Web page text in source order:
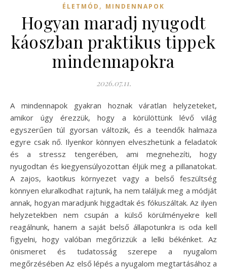
ÉLETMÓD , MINDENNAPOK
Hogyan maradj nyugodt
káoszban praktikus tippek
mindennapokra
2026.07.11.
A mindennapok gyakran hoznak váratlan helyzeteket,
amikor úgy érezzük, hogy a körülöttünk lévő világ
egyszerűen túl gyorsan változik, és a teendők halmaza
egyre csak nő. Ilyenkor könnyen elveszhetünk a feladatok
és a stressz tengerében, ami megnehezíti, hogy
nyugodtan és kiegyensúlyozottan éljük meg a pillanatokat.
A zajos, kaotikus környezet vagy a belső feszültség
könnyen eluralkodhat rajtunk, ha nem találjuk meg a módját
annak, hogyan maradjunk higgadtak és fókuszáltak. Az ilyen
helyzetekben nem csupán a külső körülményekre kell
reagálnunk, hanem a saját belső állapotunkra is oda kell
figyelni, hogy valóban megőrizzük a lelki békénket. Az
önismeret és tudatosság szerepe a nyugalom
megőrzésében Az első lépés a nyugalom megtartásához a